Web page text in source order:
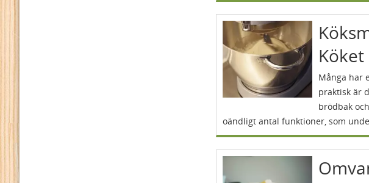
Köket
Många har
praktisk är
brödbak
oändligt antal funktioner, som